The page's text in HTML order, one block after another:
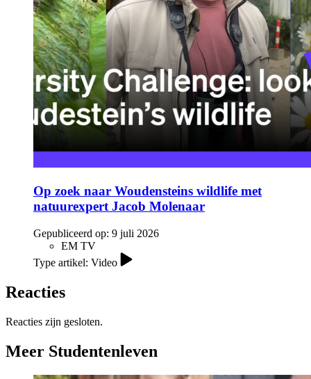
Op zoek naar Woudensteins wildlife met
natuurexpert Jacob Molenaar
Gepubliceerd op: 9 juli 2026
EM TV
Type artikel: Video
Reacties
Reacties zijn gesloten.
Meer Studentenleven